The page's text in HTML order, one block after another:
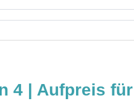
4 | Aufpreis